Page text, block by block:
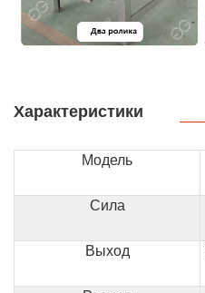
Характеристики
Модель
Сила
Выход